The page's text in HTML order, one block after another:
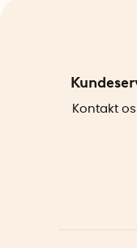
Kontakt os